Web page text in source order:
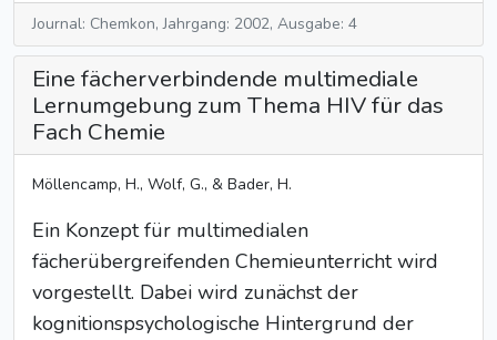
Journal: Chemkon, Jahrgang: 2002, Ausgabe: 4
Eine fächerverbindende multimediale
Lernumgebung zum Thema HIV für das
Fach Chemie
Möllencamp, H., Wolf, G., & Bader, H.
Ein Konzept für multimedialen
fächerübergreifenden Chemieunterricht wird
vorgestellt. Dabei wird zunächst der
kognitionspsychologische Hintergrund der